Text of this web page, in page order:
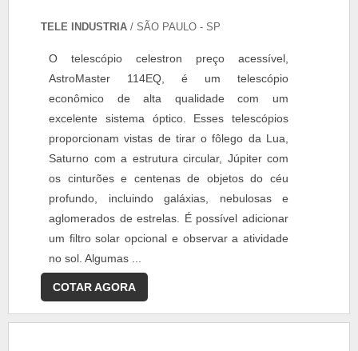
TELE INDUSTRIA / SÃO PAULO - SP
O telescópio celestron preço acessível,
AstroMaster 114EQ, é um telescópio
econômico de alta qualidade com um
excelente sistema óptico. Esses telescópios
proporcionam vistas de tirar o fôlego da Lua,
Saturno com a estrutura circular, Júpiter com
os cinturões e centenas de objetos do céu
profundo, incluindo galáxias, nebulosas e
aglomerados de estrelas. É possível adicionar
um filtro solar opcional e observar a atividade
no sol. Algumas ...
COTAR AGORA